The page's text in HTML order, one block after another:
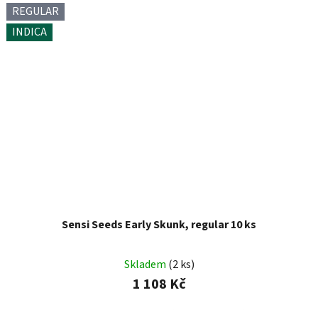
REGULAR
INDICA
Sensi Seeds Early Skunk, regular 10 ks
Skladem (2 ks)
1 108 Kč